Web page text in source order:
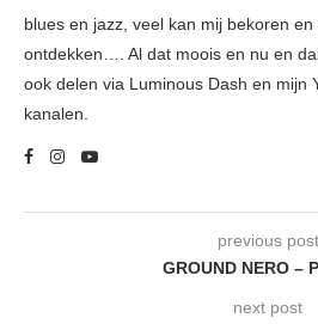
blues en jazz, veel kan mij bekoren
ontdekken…. Al dat moois en nu en
ook delen via Luminous Dash en mijn
kanalen.
previous post
GROUND NERO –
next post